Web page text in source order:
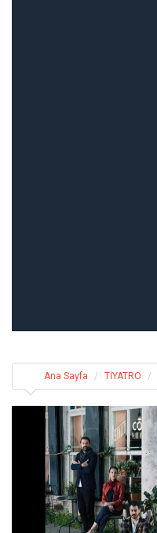
Ana Sayfa TİYATRO